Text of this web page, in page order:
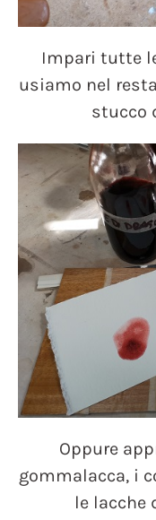
Impari tutte
usiamo nel
stucco
Oppure
gommalacca, i
le lacche